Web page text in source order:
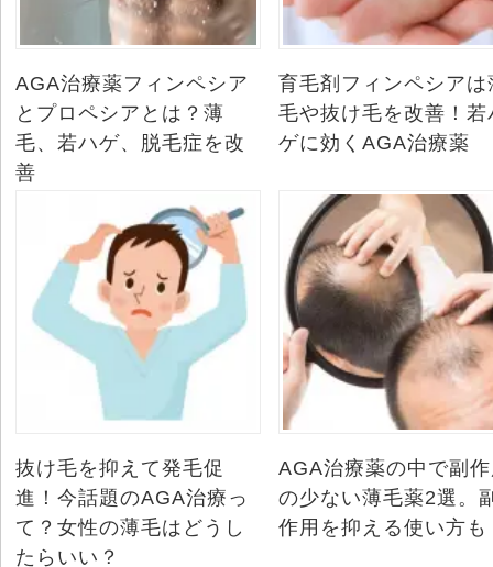
AGA治療薬フィンペシア
とプロペシアとは？薄
毛、若ハゲ、脱毛症を改
善
育毛剤フィンペシアは
毛や抜け毛を改善！若
ゲに効くAGA治療薬
抜け毛を抑えて発毛促
進！今話題のAGA治療っ
て？女性の薄毛はどうし
たらいい？
AGA治療薬の中で副
の少ない薄毛薬2選。
作用を抑える使い方も